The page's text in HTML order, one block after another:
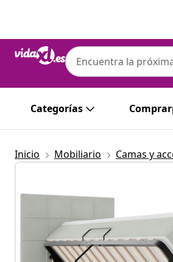
Categorías
Inicio Mobiliario Camas y